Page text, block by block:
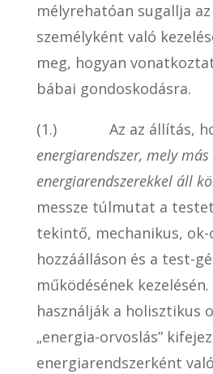
mélyrehatóan sugallja
személyként való
meg, hogyan
bábai gondoskodásra.
(1.) Az az állítás,
energiarendszer, mely más
energiarendszerekkel áll
messze túlmutat a
tekintő, mechanikus,
hozzáálláson és a test-
működésének
használják a holisztikus
„energia-orvoslás”
energiarendszerként